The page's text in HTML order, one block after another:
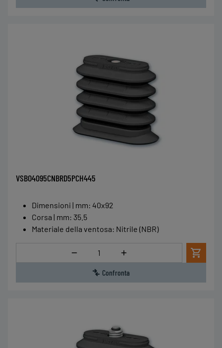
VSBO4095CNBRD5PCH445
Dimensioni | mm: 40x92
Corsa | mm: 35.5
Materiale della ventosa: Nitrile (NBR)
Quantità
Confronta